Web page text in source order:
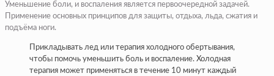
Уменьшение боли, и воспаления является первоочередной задачей.
Применение основных принципов для защиты, отдыха, льда, сжатия и
подъёма ноги.
Прикладывать лед или терапия холодного обертывания,
чтобы помочь уменьшить боль и воспаление. Холодная
терапия может применяться в течение 10 минут каждый